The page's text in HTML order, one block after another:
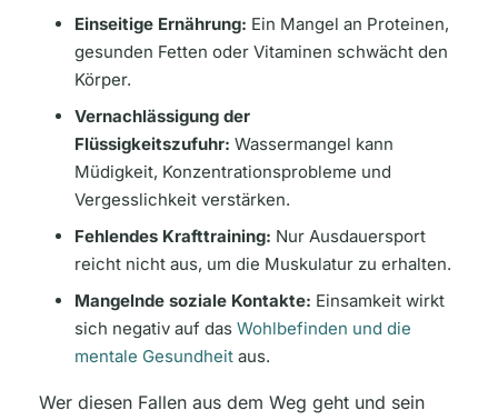
Einseitige Ernährung: Ein Mangel an Proteinen,
gesunden Fetten oder Vitaminen schwächt den
Körper.
Vernachlässigung der
Flüssigkeitszufuhr: Wassermangel kann
Müdigkeit, Konzentrationsprobleme und
Vergesslichkeit verstärken.
Fehlendes Krafttraining: Nur Ausdauersport
reicht nicht aus, um die Muskulatur zu erhalten.
Mangelnde soziale Kontakte: Einsamkeit wirkt
sich negativ auf das Wohlbefinden und die
mentale Gesundheit aus.
Wer diesen Fallen aus dem Weg geht und sein